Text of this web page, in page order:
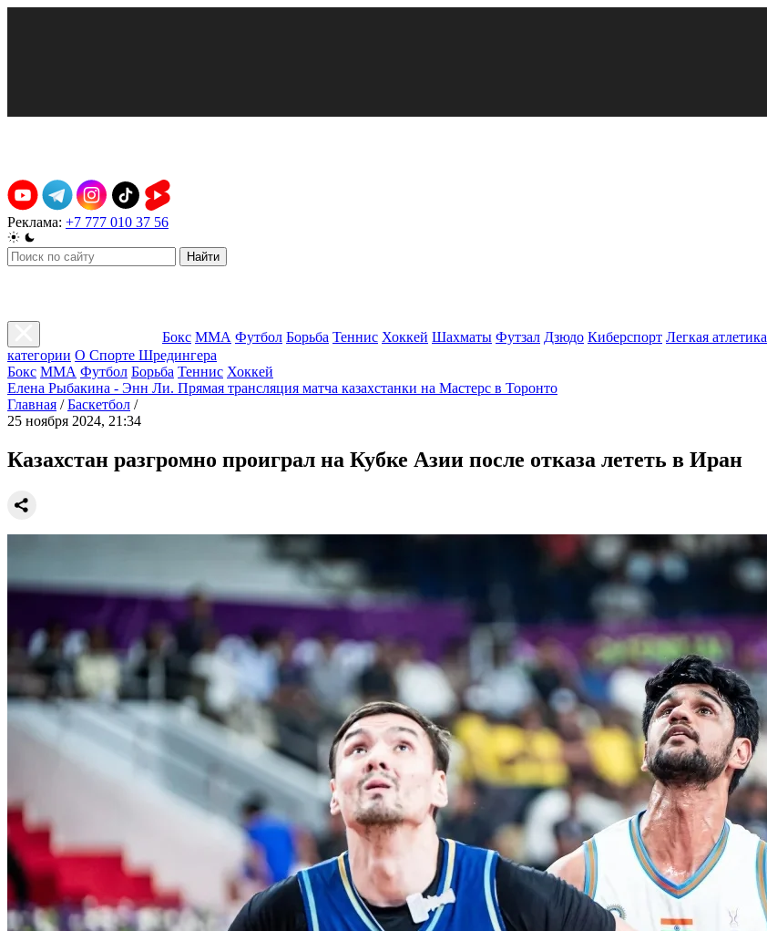
Реклама: +7 777 010 37 56
Найти
Бокс ММА Футбол Борьба Теннис Хоккей Шахматы Футзал Дзюдо Киберспорт Легкая атлетика
категории О Спорте Шредингера
Бокс ММА Футбол Борьба Теннис Хоккей
Елена Рыбакина - Энн Ли. Прямая трансляция матча казахстанки на Мастерс в Торонто
Главная / Баскетбол /
25 ноября 2024, 21:34
Казахстан разгромно проиграл на Кубке Азии после отказа лететь в Иран